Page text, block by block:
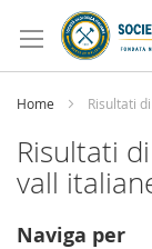
al
contenuto
Home Risultati
Risultati
vall
Naviga per